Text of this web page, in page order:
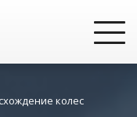
колес